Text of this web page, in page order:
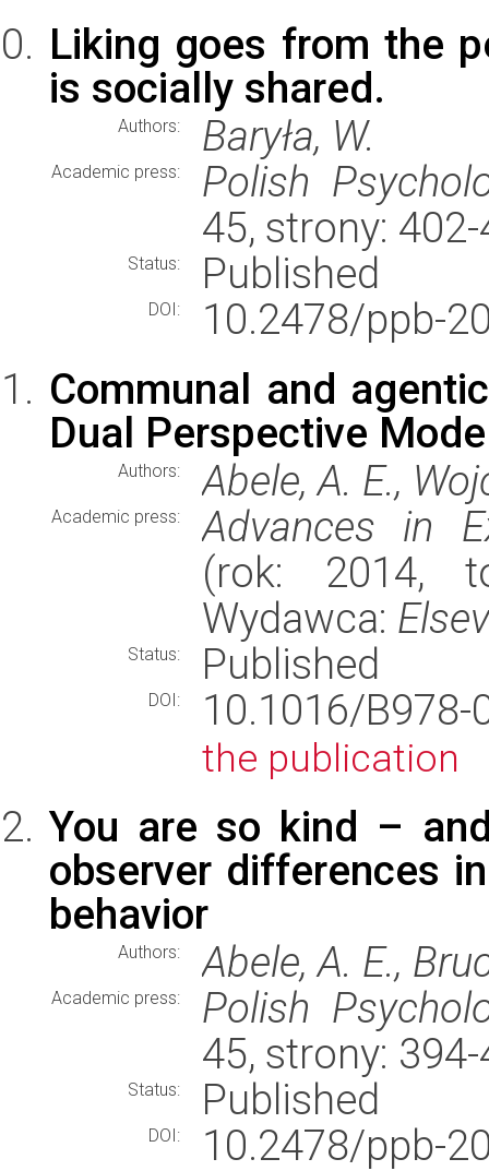
Liking goes from the
is socially shared.
Authors: Baryła, W.
Academic press:
Polish
45, strony:
Status: Published
DOI:
10.2478/ppb-
Communal and
Dual Perspective
Authors: Abele, A. E.,
Academic press:
Advances in
(rok: 2014,
Wydawca:
Status: Published
DOI: 10.1016/
the publication
You are so kind –
observer differences
behavior
Authors: Abele, A. E.,
Academic press:
Polish
45, strony:
Status: Published
DOI:
10.2478/ppb-